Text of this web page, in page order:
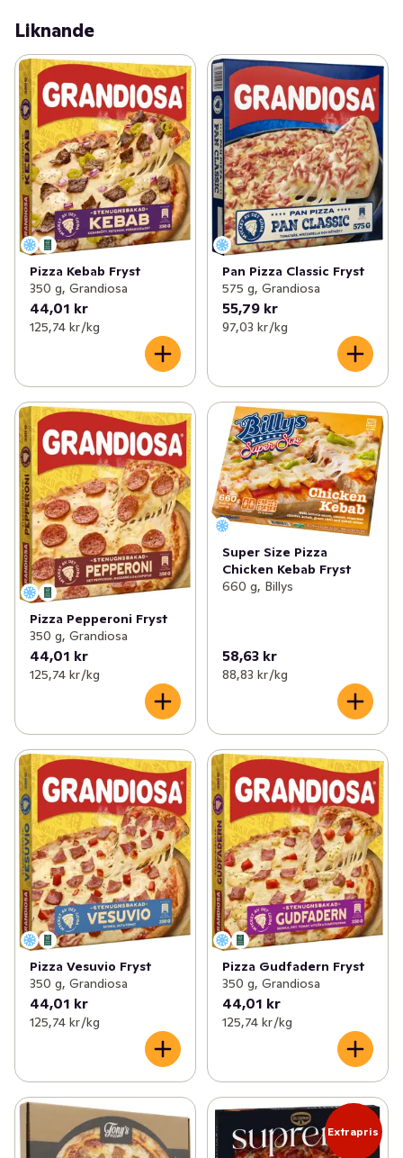
Liknande
Pizza Kebab Fryst
350 g, Grandiosa
44,01 kr
125,74 kr /kg
Pan Pizza Classic Fryst
575 g, Grandiosa
55,79 kr
97,03 kr /kg
Pizza Pepperoni Fryst
350 g, Grandiosa
44,01 kr
125,74 kr /kg
Super Size Pizza
Chicken Kebab Fryst
660 g, Billys
58,63 kr
88,83 kr /kg
Pizza Vesuvio Fryst
350 g, Grandiosa
44,01 kr
125,74 kr /kg
Pizza Gudfadern Fryst
350 g, Grandiosa
44,01 kr
125,74 kr /kg
Extrapris